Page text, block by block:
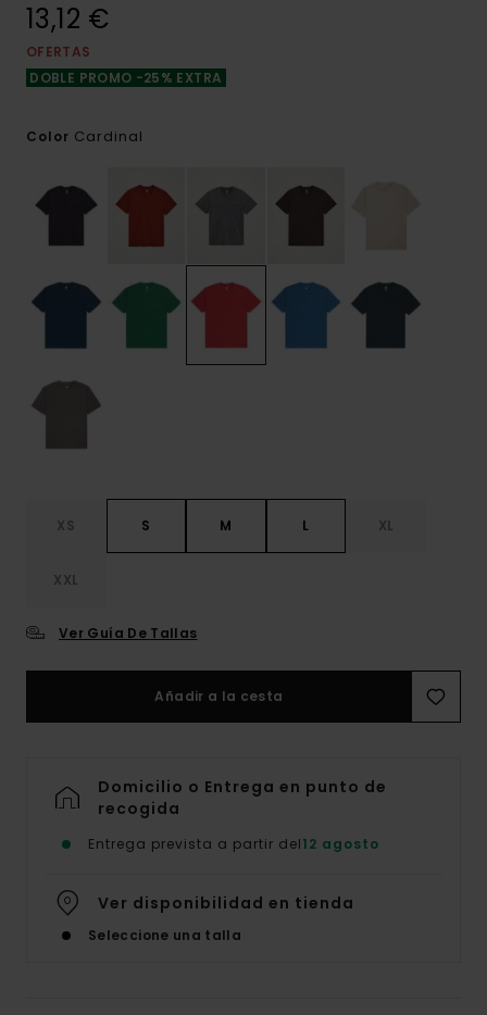
13,12 €
OFERTAS
DOBLE PROMO -25% EXTRA
Color Cardinal
XS S M L XL
XXL
Ver Guía De Tallas
Añadir a la cesta
Domicilio o Entrega en punto de
recogida
Entrega prevista a partir del12 agosto
Ver disponibilidad en tienda
Seleccione una talla